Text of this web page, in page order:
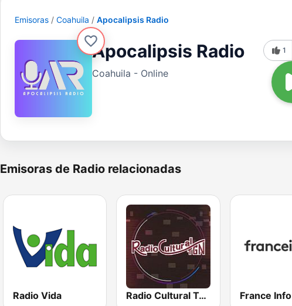
Emisoras Coahuila Apocalipsis Radio
Apocalipsis Radio
Coahuila - Online
1
Emisoras de Radio relacionadas
Radio Vida Radio Cultural TGN France Info